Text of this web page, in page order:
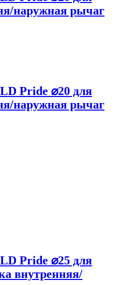
наружная рычаг
Pride ⌀20 для
наружная рычаг
Pride ⌀25 для
внутренняя/